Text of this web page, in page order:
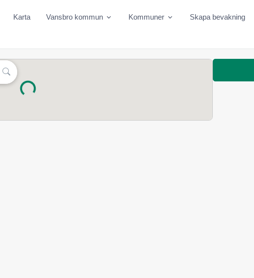
Karta Vansbro kommun Kommuner Skapa bevakning
Laddar...